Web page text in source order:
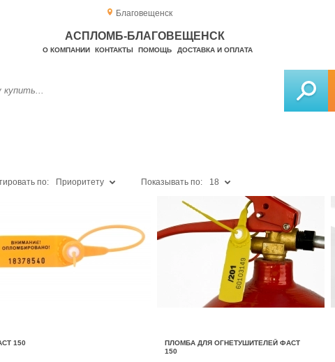
Благовещенск
АСПЛОМБ-БЛАГОВЕЩЕНСК
О КОМПАНИИ КОНТАКТЫ ПОМОЩЬ ДОСТАВКА И ОПЛАТА
по: Приоритету Показывать по: 18
150
ПЛОМБА ДЛЯ ОГНЕТУШИТЕЛЕЙ ФАСТ
150